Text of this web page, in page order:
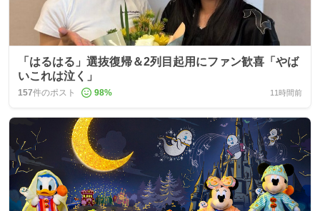
「はるはる」選抜復帰＆2列目起用にファン歓喜「やば
いこれは泣く」
157件のポスト 98% 11時間前